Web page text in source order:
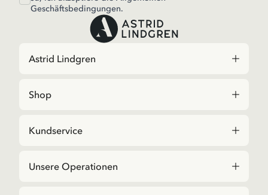
Geschäftsbedingungen.
Astrid Lindgren
Shop
Kundservice
Unsere Operationen